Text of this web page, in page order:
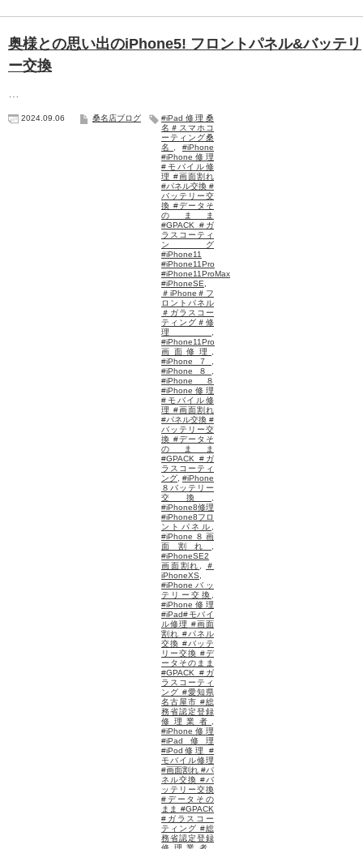
奥様との思い出のiPhone5! フロントパネル&バッテリ
ー交換
2024.09.06 桑名店ブログ
#iPad修理桑
名＃スマホコ
ーティング桑
名
#iPhone
#iPhone修理
#モバイル修
理 #画面割れ
#パネル交換 #
バッテリー交
換 #データそ
のまま
#GPACK #ガ
ラスコーティ
ング
#iPhone11
#iPhone11Pro
#iPhone11ProMax
#iPhoneSE
＃iPhone＃フ
ロントパネル
＃ガラスコー
ティング＃修
理
#iPhone11Pro
画面修理
#iPhone７
#iPhone８
#iPhone８
#iPhone修理
#モバイル修
理 #画面割れ
#パネル交換 #
バッテリー交
換 #データそ
のまま
#GPACK #ガ
ラスコーティ
ング #iPhone
８バッテリー
交換
#iPhone8修理
#iPhone8フロ
ントパネル
#iPhone８画
面割れ
#iPhoneSE2
画面割れ
＃
iPhoneXS
#iPhoneバッ
テリー交換
#iPhone修理
#iPad#モバイ
ル修理 #画面
割れ #パネル
交換 #バッテ
リー交換 #デ
ータそのまま
#GPACK #ガ
ラスコーティ
ング #愛知県
名古屋市 #総
務省認定登録
修理業者
#iPhone修理
#iPad修理
#iPod修理 #
モバイル修理
#画面割れ #パ
ネル交換 #バ
ッテリー交換
#データその
まま #GPACK
#ガラスコー
ティング #総
務省認定登録